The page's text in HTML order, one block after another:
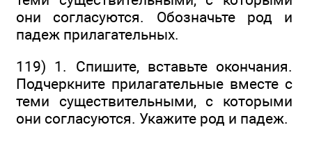
они согласуются. Обозначьте род и
падеж прилагательных.
119) 1. Спишите, вставьте окончания.
Подчеркните прилагательные вместе с
теми существительными, с которыми
они согласуются. Укажите род и падеж.